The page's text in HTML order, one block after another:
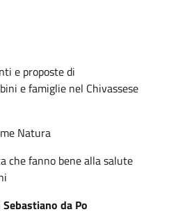
e proposte di
e famiglie nel Chivassese
Natura
che fanno bene alla salute
da Po